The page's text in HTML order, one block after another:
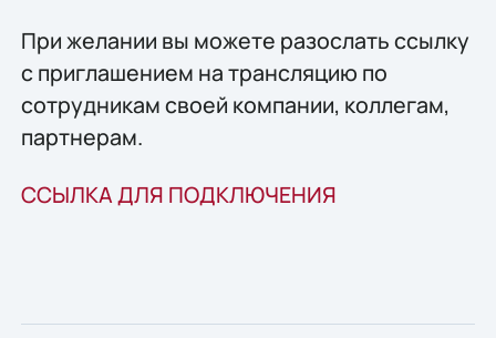
При желании вы можете разослать ссылку
с приглашением на трансляцию по
сотрудникам своей компании, коллегам,
партнерам.
ССЫЛКА ДЛЯ ПОДКЛЮЧЕНИЯ